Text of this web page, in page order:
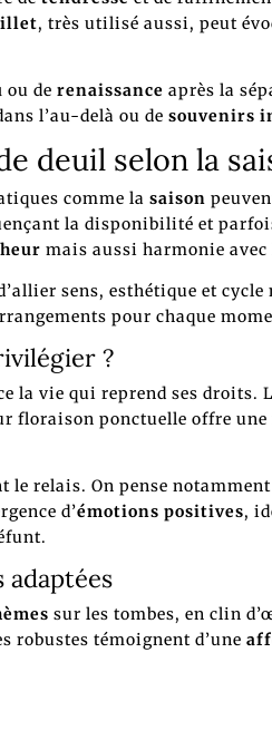
, très utilisé aussi, peut
ou de renaissance après la
l’au-delà ou de souvenirs
deuil selon la
comme la saison
la disponibilité et
mais aussi harmonie avec
sens, esthétique et
pour chaque
?
la vie qui reprend ses droits.
floraison ponctuelle offre une
le relais. On pense
d’émotions positives,
sur les tombes, en clin
robustes témoignent d’une